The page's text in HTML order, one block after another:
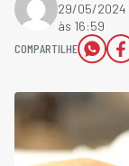
29/05/2024
às 16:59
COMPARTILHE